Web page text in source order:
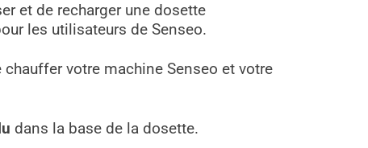
et de recharger une dosette
les utilisateurs de Senseo.
votre machine Senseo et votre
dans la base de la dosette.